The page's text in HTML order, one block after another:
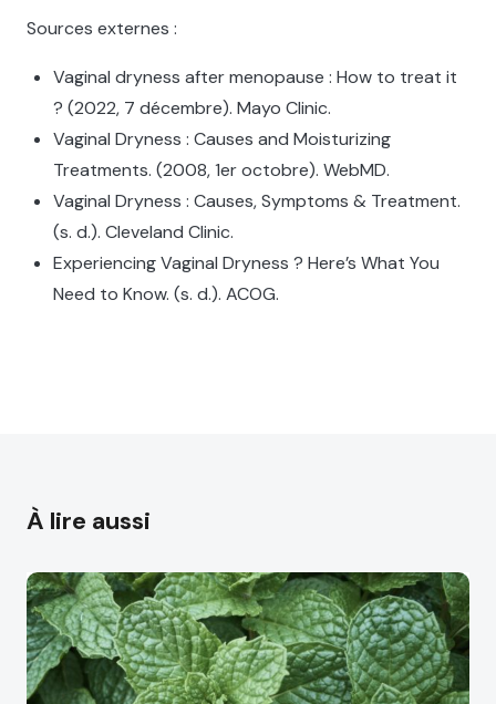
Sources externes :
Vaginal dryness after menopause : How to treat it
? (2022, 7 décembre). Mayo Clinic.
Vaginal Dryness : Causes and Moisturizing
Treatments. (2008, 1er octobre). WebMD.
Vaginal Dryness : Causes, Symptoms & Treatment.
(s. d.). Cleveland Clinic. ‍
Experiencing Vaginal Dryness ? Here’s What You
Need to Know. (s. d.). ACOG.
À lire aussi